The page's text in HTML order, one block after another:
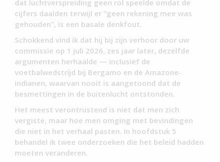
dat luchtverspreiding geen rol speelde omdat de
cijfers daalden terwijl er “geen rekening mee was
gehouden”, is een basale denkfout.
Schokkend vind ik dat hij bij zijn verhoor door uw
commissie op 1 juli 2026, zes jaar later, dezelfde
argumenten herhaalde — inclusief de
voetbalwedstrijd bij Bergamo en de Amazone-
indianen, waarvan nooit is aangetoond dat de
besmettingen in de buitenlucht ontstonden.
Het meest verontrustend is niet dat men zich
vergiste, maar hoe men omging met bevindingen
die niet in het verhaal pasten. In hoofdstuk 5
behandel ik twee onderzoeken die het beleid hadden
moeten veranderen.